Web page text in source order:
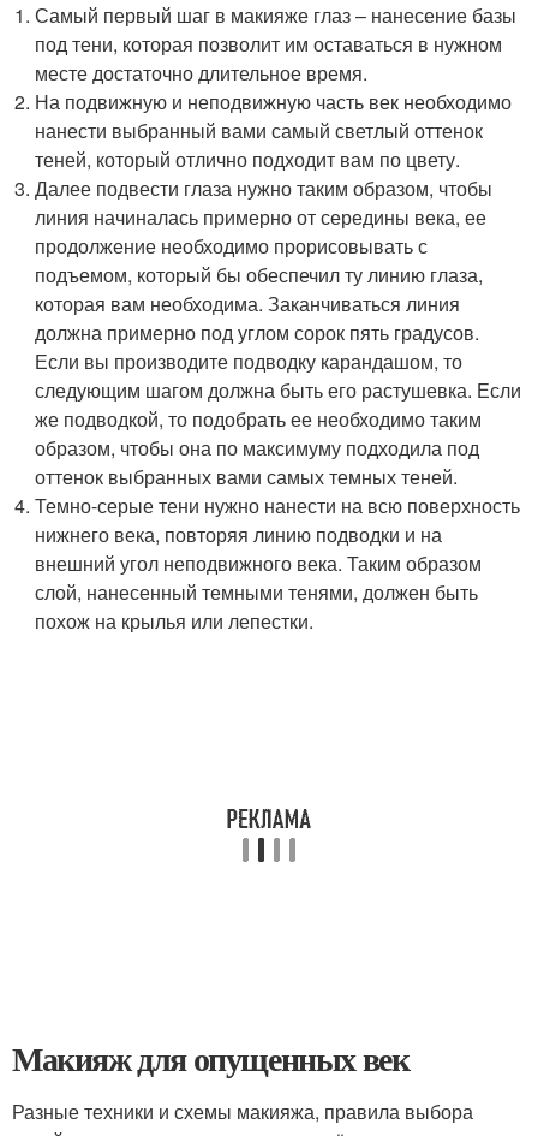
Самый первый шаг в макияже глаз – нанесение базы
под тени, которая позволит им оставаться в нужном
месте достаточно длительное время.
На подвижную и неподвижную часть век необходимо
нанести выбранный вами самый светлый оттенок
теней, который отлично подходит вам по цвету.
Далее подвести глаза нужно таким образом, чтобы
линия начиналась примерно от середины века, ее
продолжение необходимо прорисовывать с
подъемом, который бы обеспечил ту линию глаза,
которая вам необходима. Заканчиваться линия
должна примерно под углом сорок пять градусов.
Если вы производите подводку карандашом, то
следующим шагом должна быть его растушевка. Если
же подводкой, то подобрать ее необходимо таким
образом, чтобы она по максимуму подходила под
оттенок выбранных вами самых темных теней.
Темно-серые тени нужно нанести на всю поверхность
нижнего века, повторяя линию подводки и на
внешний угол неподвижного века. Таким образом
слой, нанесенный темными тенями, должен быть
похож на крылья или лепестки.
Макияж для опущенных век
Разные техники и схемы макияжа, правила выбора